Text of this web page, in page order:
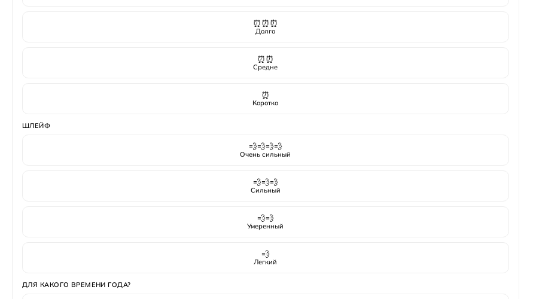
⏰⏰⏰
Долго
⏰⏰
Средне
⏰
Коротко
ШЛЕЙФ
💨💨💨💨
Очень сильный
💨💨💨
Сильный
💨💨
Умеренный
💨
Легкий
ДЛЯ КАКОГО ВРЕМЕНИ ГОДА?